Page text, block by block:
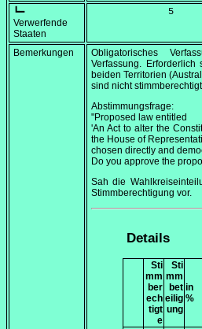
┗━
Verwerfende
Staaten
              5
Bemerkungen
Obligatorisches
Verfassung.
beiden Territorien
sind nicht
Abstimmungsfrage:
"Proposed law entitled
'An Act to alter the
the House of
chosen directly and
Do you approve the
Sah die
Stimmberechtigung vor.
Details
Sti
mm
ber
ech
tigt
e
Sti
mm
bet
eilig
ung
in
%